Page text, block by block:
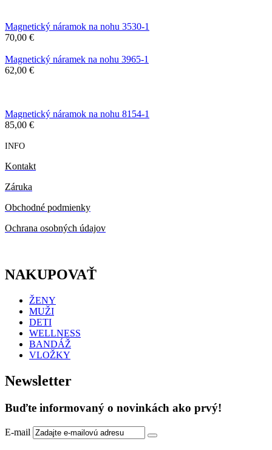
Magnetický náramok na nohu 3530-1
70,00 €
Magnetický náramek na nohu 3965-1
62,00 €
Magnetický náramok na nohu 8154-1
85,00 €
INFO
Kontakt
Záruka
Obchodné podmienky
Ochrana osobných údajov
NAKUPOVAŤ
ŽENY
MUŽI
DETI
WELLNESS
BANDÁŽ
VLOŽKY
Newsletter
Buďte informovaný o novinkách ako prvý!
E-mail